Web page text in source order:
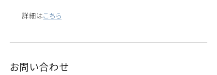
詳細はこちら
お問い合わせ